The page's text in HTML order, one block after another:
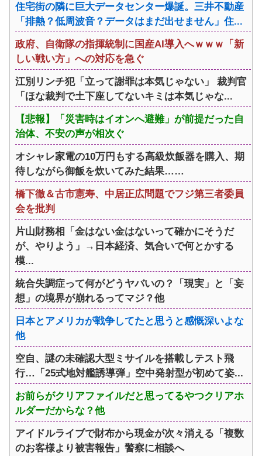
住宅街の隣に巨大データセンター爆誕。三井不動産
「排熱？低周波音？データはまだ出せません」住...
政府、自衛隊の指揮統制に国産AI導入へｗｗｗ「新
しい戦い方」への対応を急ぐ
江別リンチ犯「立って謝罪は本気じゃない」 裁判官
「ほな裁判で土下座してないキミは本気じゃな...
【悲報】「災害時はイオンへ避難」が前提だった自
治体、不安の声が相次ぐ
オシャレ家電の10万円もする高級炊飯器を購入、期
待しながら御飯を炊いてみた結果……
橋下徹＆古市憲寿、中居正広問題でフジ第三者委員
会を批判
片山財務相「金はない金はないって確かにそうだ
が、やりよう」→日本経済、気合いで何とかする
模...
統合失調症って何がどうヤバいの？「現実」と「妄
想」の境界が崩れるってマジ？他
日本とアメリカが戦争してたと思うと感慨深いよな
他
空自、謎の未確認大型ミサイルを搭載しテスト飛
行…「25式地対艦誘導弾」空中発射型が初めて姿...
お前らがクリアファイルだと思ってるやつクリアホ
ルダーだからな？他
アイドルライブで財布から現金が次々消える「複数
のお客様より被害報告」警察に相談へ